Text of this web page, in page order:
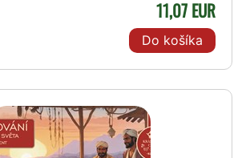
11,07 EUR
Do košíka